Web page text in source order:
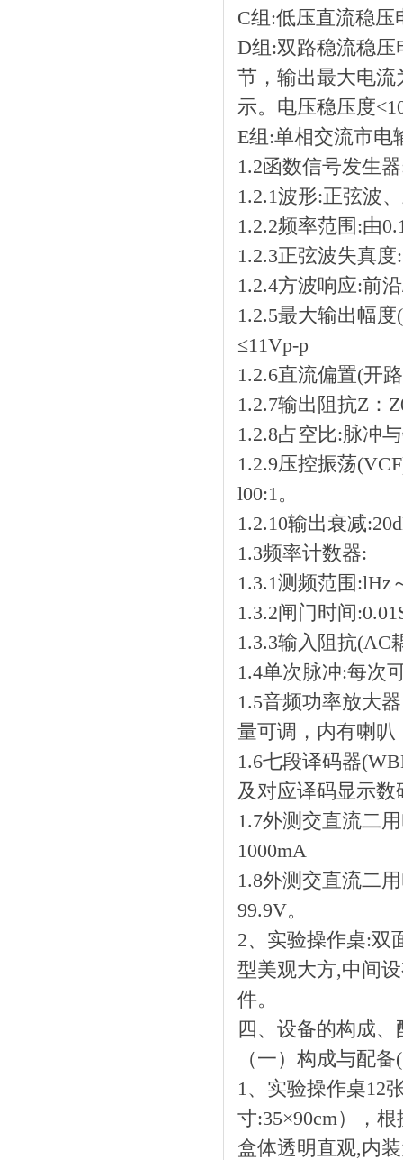
C组:低压直流稳
D组:双路稳流稳压
节，输出最大电流
示。电压稳压度
E组:单相交流市电
1.2函数信号发生
1.2.1波形:正弦波
1.2.2频率范围:由
1.2.3正弦波失真度
1.2.4方波响应:前
1.2.5最大输出幅
≤11Vp-p
1.2.6直流偏置(开
1.2.7输出阻抗Z：
1.2.8占空比:脉冲
1.2.9压控振荡
l00:1。
1.2.10输出衰减
1.3频率计数器:
1.3.1测频范围:lHz
1.3.2闸门时间
1.3.3输入阻抗(AC
1.4单次脉冲:每次
1.5音频功率放大
量可调，内有喇
1.6七段译码器
及对应译码显示数
1.7外测交直流二
1000mA
1.8外测交直流二
99.9V。
2、实验操作桌:双
型美观大方,中间
件。
四、设备的构成
（一）构成与配
1、实验操作桌12
寸:35×90cm），
盒体透明直观,内